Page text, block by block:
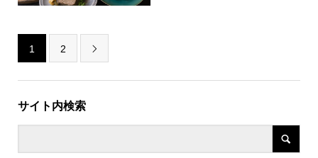
1 2 
サイト内検索